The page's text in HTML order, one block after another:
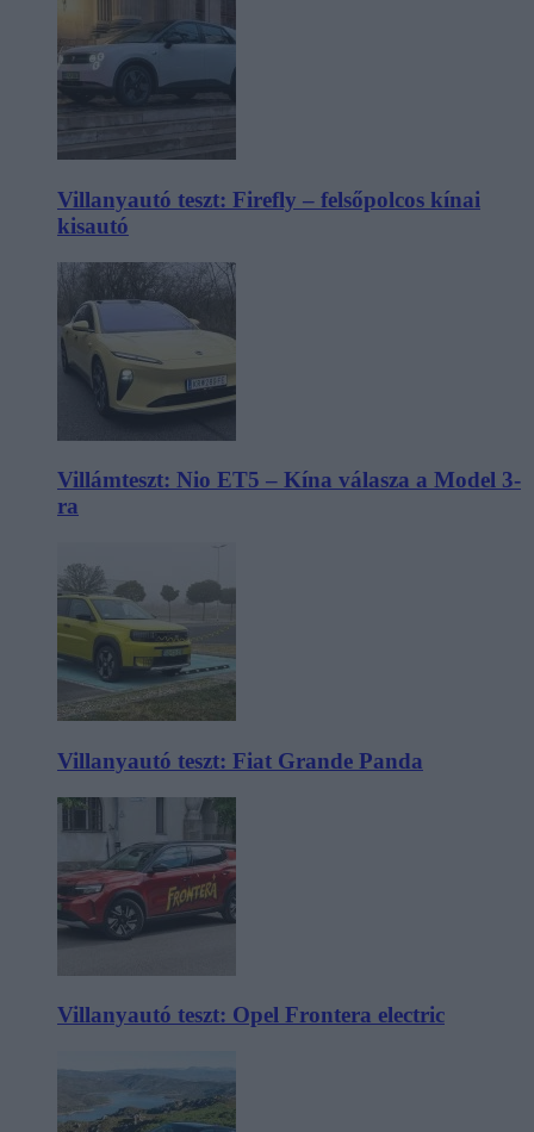
Villanyautó teszt: Firefly – felsőpolcos kínai
kisautó
Villámteszt: Nio ET5 – Kína válasza a Model 3-
ra
Villanyautó teszt: Fiat Grande Panda
Villanyautó teszt: Opel Frontera electric